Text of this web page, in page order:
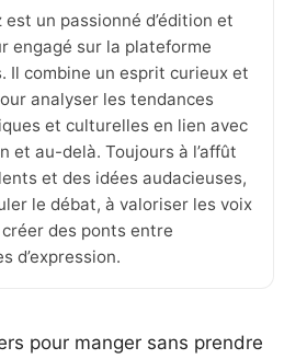
un passionné d’édition et
engagé sur la plateforme
Il combine un esprit curieux et
analyser les tendances
et culturelles en lien avec
et au-delà. Toujours à l’affût
et des idées audacieuses,
le débat, à valoriser les voix
des ponts entre
d’expression.
pour manger sans prendre